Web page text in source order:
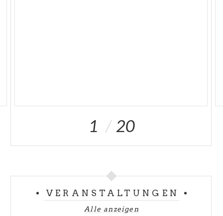
1 20
VERANSTALTUNGEN
Alle anzeigen